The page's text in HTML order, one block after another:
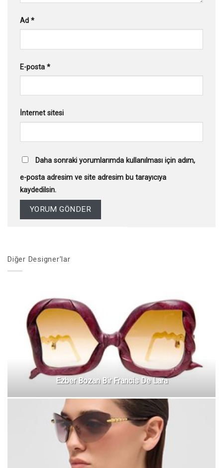
Ad *
E-posta *
İnternet sitesi
Daha sonraki yorumlarımda kullanılması için adım,
e-posta adresim ve site adresim bu tarayıcıya
kaydedilsin.
Diğer Designer'lar
Ezber Bozan Bir Francis De Lara